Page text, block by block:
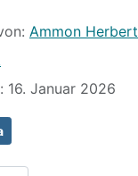
Ammon Herbert
16. Januar 2026